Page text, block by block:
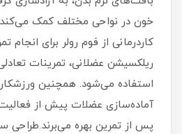
خون در نواحی مختلف کمک
کاردرمانی از فوم رولر برای
ریلکسیشن عضلانی، تمرینات
استفاده می‌شود. همچنین
آماده‌سازی عضلات پیش از
پس از تمرین بهره می‌برند.طراحی